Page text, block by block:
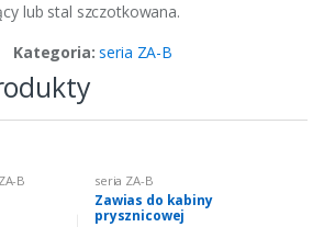
lub stal szczotkowana.
Kategoria:seria ZA-B
B seria ZA-B
Zawias do kabiny
prysznicowej